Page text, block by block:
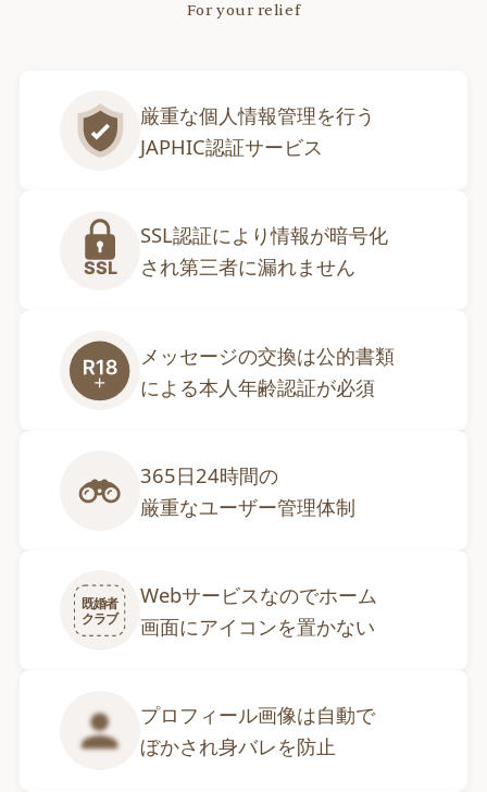
For your relief
厳重な個人情報管理を行う
JAPHIC認証サービス
SSL
SSL認証により情報が暗号化
され第三者に漏れません
メッセージの交換は公的書類
による本人年齢認証が必須
365日24時間の
厳重なユーザー管理体制
既婚者
クラブ
Webサービスなのでホーム
画面にアイコンを置かない
プロフィール画像は自動で
ぼかされ身バレを防止